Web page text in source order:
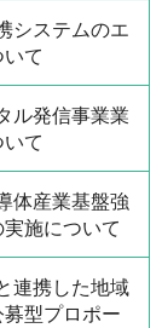
システムのエ
て
ル発信事業業
て
体産業基盤強
施について
連携した地域
型プロポー